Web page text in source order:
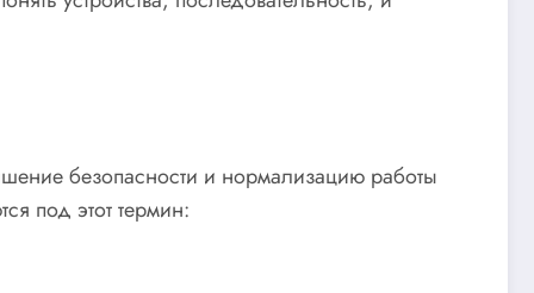
безопасности и нормализацию работы
под этот термин: